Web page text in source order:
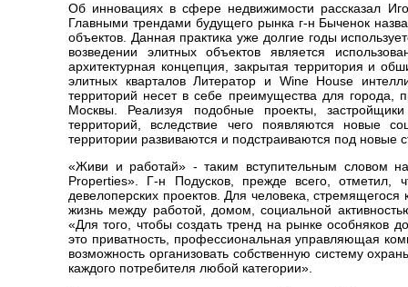
Об инновациях в сфере недвижимости рассказал
Главными трендами будущего рынка г-н Быченок
объектов. Данная практика уже долгие годы
возведении элитных объектов является
архитектурная концепция, закрытая территория и
элитных кварталов Литератор и Wine House
территорий несет в себе преимущества для города,
Москвы. Реализуя подобные проекты,
территорий, вследствие чего появляются новые
территории развиваются и подстраиваются под
«Живи и работай» - таким вступительным словом
Properties». Г-н Подусков, прежде всего,
девелоперских проектов. Для человека,
жизнь между работой, домом, социальной
«Для того, чтобы создать тренд на рынке особняков
это приватность, профессиональная управляющая
возможность организовать собственную систему
каждого потребителя любой категории».